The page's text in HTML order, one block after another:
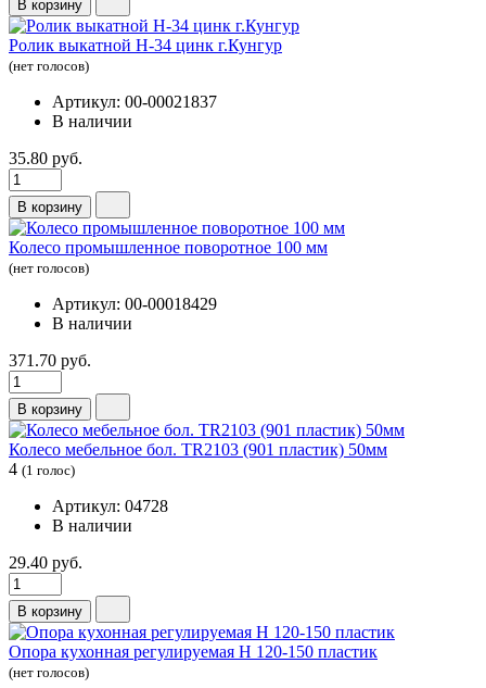
В корзину
Ролик выкатной Н-34 цинк г.Кунгур
(нет голосов)
Артикул: 00-00021837
В наличии
35.80 руб.
В корзину
Колесо промышленное поворотное 100 мм
(нет голосов)
Артикул: 00-00018429
В наличии
371.70 руб.
В корзину
Колесо мебельное бол. TR2103 (901 пластик) 50мм
4 (1 голос)
Артикул: 04728
В наличии
29.40 руб.
В корзину
Опора кухонная регулируемая Н 120-150 пластик
(нет голосов)